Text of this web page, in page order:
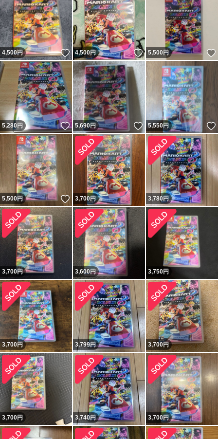
4,500円 いいね！
4,500円 いいね！
5,500円
5,280 円 いいね！
5,690円 いいね！
5,550円
5,500円 いいね！
3,700円 3,780円
3,700円 3,600円 3,750円
3,700円 3,799円 3,700円
3,700円 3,740円 3,700円